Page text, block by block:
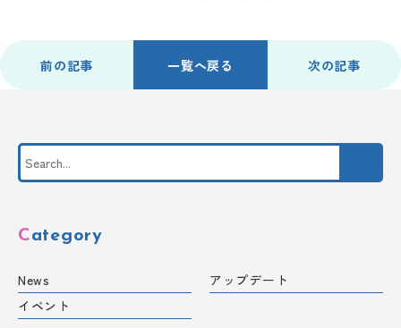
前の記事 一覧へ戻る 次の記事
Category
News
アップデート
イベント